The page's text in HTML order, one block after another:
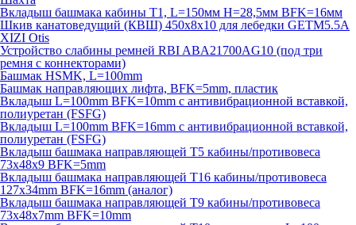
Вкладыш башмака кабины T1, L=150мм H=28,5мм BFK=16мм
Шкив канатоведущий (КВШ) 450х8х10 для лебедки GETM5.5A
XIZI Otis
Устройство слабины ремней RBI ABA21700AG10 (под три
ремня с коннекторами)
Башмак HSMK, L=100mm
Башмак направляющих лифта, BFK=5mm, пластик
Вкладыш L=100mm BFK=10mm с антивибрационной вставкой,
полиуретан (FSFG)
Вкладыш L=100mm BFK=16mm с антивибрационной вставкой,
полиуретан (FSFG)
Вкладыш башмака направляющей T5 кабины/противовеса
73х48х9 BFK=5mm
Вкладыш башмака направляющей T16 кабины/противовеса
127х34mm BFK=16mm (аналог)
Вкладыш башмака направляющей T9 кабины/противовеса
73х48х7mm BFK=10mm